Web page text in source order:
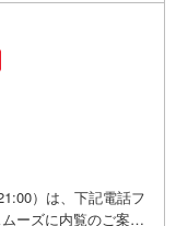
）は、下記電話フ
ーズに内覧のご案内